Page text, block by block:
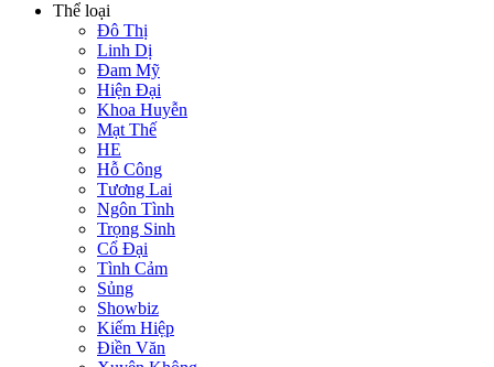
Thể loại
Đô Thị
Linh Dị
Đam Mỹ
Hiện Đại
Khoa Huyễn
Mạt Thế
HE
Hỗ Công
Tương Lai
Ngôn Tình
Trọng Sinh
Cổ Đại
Tình Cảm
Sủng
Showbiz
Kiếm Hiệp
Điền Văn